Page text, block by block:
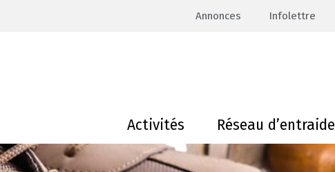
Annonces Infolettre
Activités Réseau d’entraide